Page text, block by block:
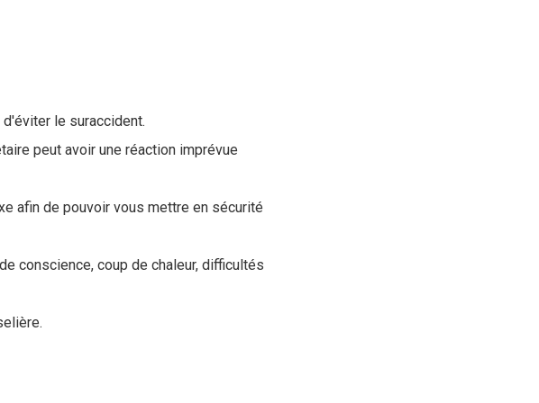
le suraccident.
peut avoir une réaction imprévue
afin de pouvoir vous mettre en sécurité
conscience, coup de chaleur, difficultés